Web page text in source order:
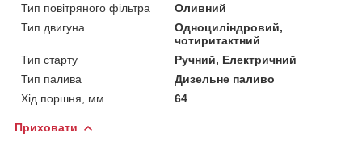
Тип повітряного фільтра
Оливний
Тип двигуна
Одноциліндровий,
чотиритактний
Тип старту
Ручний, Електричний
Тип палива
Дизельне паливо
Хід поршня, мм
64
Приховати